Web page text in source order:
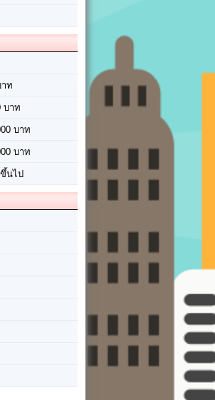
ท
บาท
บาท
บาท
นไป